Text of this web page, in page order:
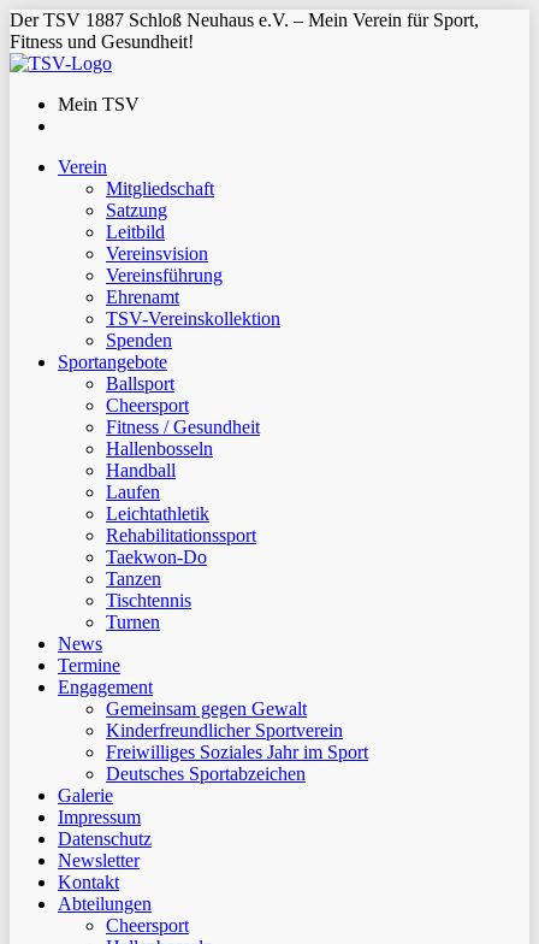
Der TSV 1887 Schloß Neuhaus e.V. – Mein Verein für Sport,
Fitness und Gesundheit!
Mein TSV
Verein
Mitgliedschaft
Satzung
Leitbild
Vereinsvision
Vereinsführung
Ehrenamt
TSV-Vereinskollektion
Spenden
Sportangebote
Ballsport
Cheersport
Fitness / Gesundheit
Hallenbosseln
Handball
Laufen
Leichtathletik
Rehabilitationssport
Taekwon-Do
Tanzen
Tischtennis
Turnen
News
Termine
Engagement
Gemeinsam gegen Gewalt
Kinderfreundlicher Sportverein
Freiwilliges Soziales Jahr im Sport
Deutsches Sportabzeichen
Galerie
Impressum
Datenschutz
Newsletter
Kontakt
Abteilungen
Cheersport